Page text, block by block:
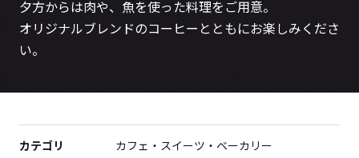
夕方からは肉や、魚を使った料理をご用意。
オリジナルブレンドのコーヒーとともにお楽しみくださ
い。
カテゴリ カフェ・スイーツ・ベーカリー